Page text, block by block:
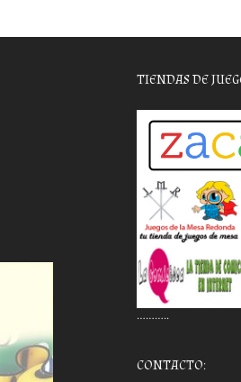
TIENDAS DE
………..
CONTACTO: